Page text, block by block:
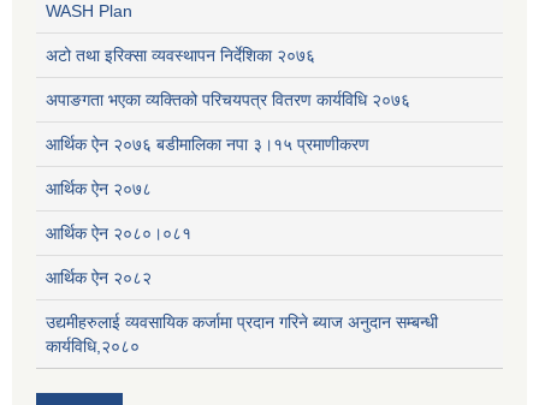
WASH Plan
अटो तथा इरिक्सा व्यवस्थापन निर्देशिका २०७६
अपाङगता भएका व्यक्तिको परिचयपत्र वितरण कार्यविधि २०७६
आर्थिक ऐन २०७६ बडीमालिका नपा ३।१५ प्रमाणीकरण
आर्थिक ऐन २०७८
आर्थिक ऐन २०८०।०८१
आर्थिक ऐन २०८२
उद्यमीहरुलाई व्यवसायिक कर्जामा प्रदान गरिने ब्याज अनुदान सम्बन्धी
कार्यविधि,२०८०